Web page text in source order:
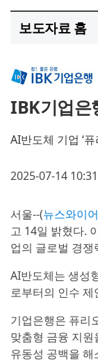
보도자료 홈
IBK기업은
AI반도체 기업 ‘
2025-07-14 10:31
서울--(뉴스와이어
고 14일 밝혔다.
업의 글로벌 경
AI반도체는 생성
로부터의 인수
기업은행은 퓨리
맞춤형 금융 지원
유동성 공백을